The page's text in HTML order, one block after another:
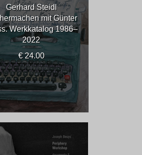
Gerhard Steidl
mit Günter
Werkkatalog 1986–
2022
€ 24.00